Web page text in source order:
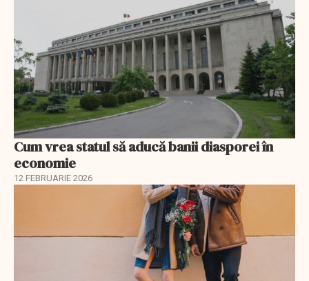
Cum vrea statul să aducă banii diasporei în
economie
12 FEBRUARIE 2026